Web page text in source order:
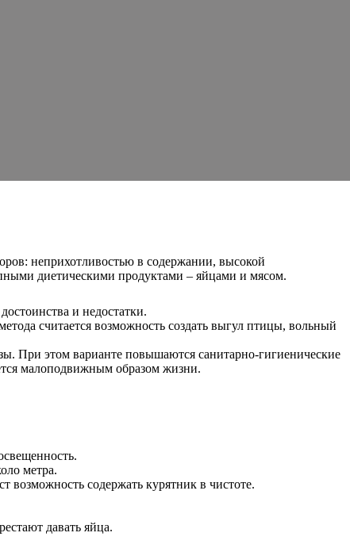
неприхотливостью в содержании, высокой
диетическими продуктами – яйцами и мясом.
и недостатки.
считается возможность создать выгул птицы, вольный
При этом варианте повышаются санитарно-гигиенические
малоподвижным образом жизни.
метра.
содержать курятник в чистоте.
давать яйца.